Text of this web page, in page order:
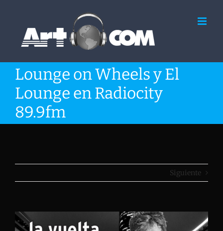
Lounge on Wheels y El
Lounge en Radiocity
89.9fm
Siguiente
Ver
imagen